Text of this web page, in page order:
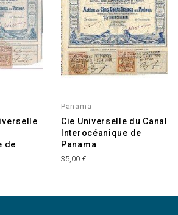
de
Panama
Cie Universelle du Canal
Interocéanique de
Panama
35,00 €